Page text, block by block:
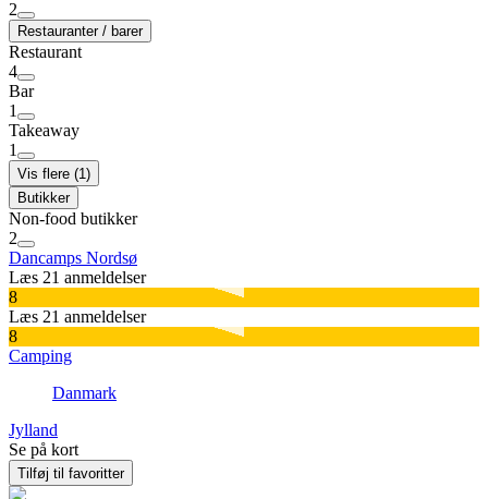
2
Restauranter / barer
Restaurant
4
Bar
1
Takeaway
1
Vis flere (1)
Butikker
Non-food butikker
2
Dancamps Nordsø
Læs 21 anmeldelser
8
Læs 21 anmeldelser
8
Camping
Danmark
Jylland
Se på kort
Tilføj til favoritter